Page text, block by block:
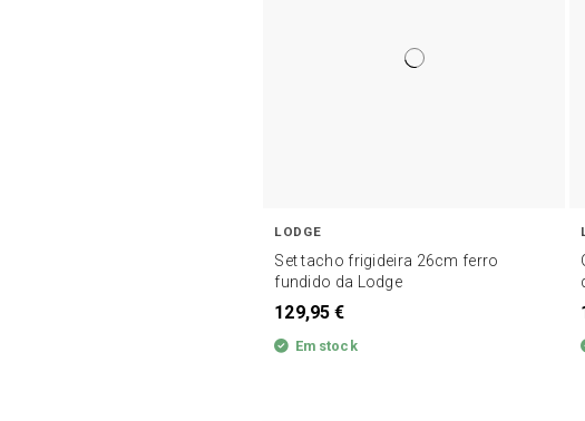
LODGE
Set tacho frigideira 26cm ferro
fundido da Lodge
129,95 €
Em stock